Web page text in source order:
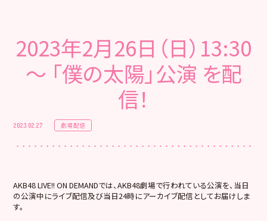
2023年2月26日（日）13:30
～ 「僕の太陽」公演 を配
信！
2023.02.27 劇場配信
AKB48 LIVE!! ON DEMANDでは、AKB48劇場で行われている公演を、当日
の公演中にライブ配信及び当日24時にアーカイブ配信としてお届けしま
す。